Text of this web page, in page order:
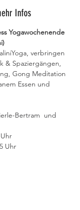
Infos
Yogawochenende
verbringen
& Spaziergängen,
Gong Meditation
Essen und
Bertram  und
Uhr